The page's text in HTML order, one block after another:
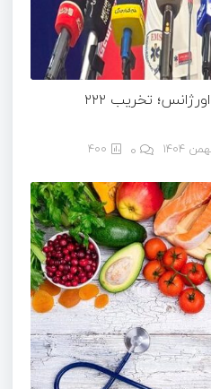
برقراری ۲۵ میلیون تماس با اورژانس؛ تخریب ۲۲۲
400